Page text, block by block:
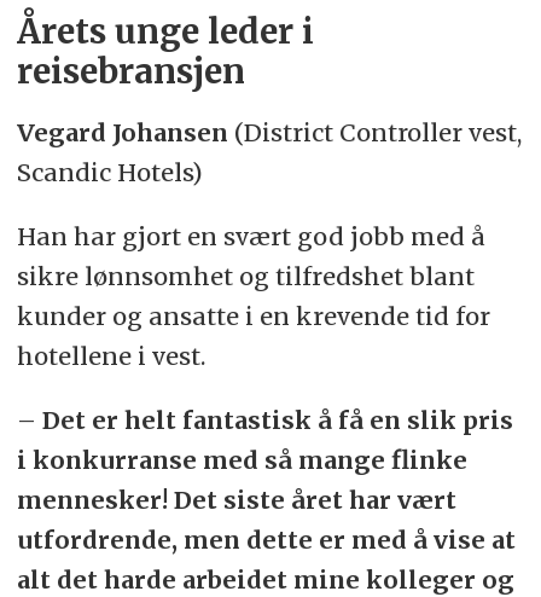
Årets unge leder i
reisebransjen
Vegard Johansen (District Controller vest,
Scandic Hotels)
Han har gjort en svært god jobb med å
sikre lønnsomhet og tilfredshet blant
kunder og ansatte i en krevende tid for
hotellene i vest.
– Det er helt fantastisk å få en slik pris
i konkurranse med så mange flinke
mennesker! Det siste året har vært
utfordrende, men dette er med å vise at
alt det harde arbeidet mine kolleger og